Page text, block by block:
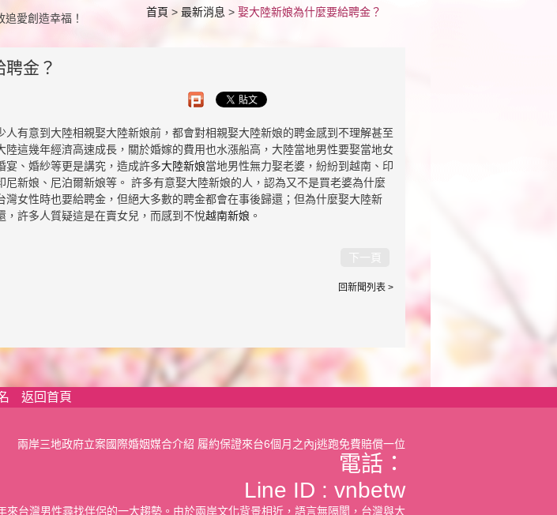
愛創造幸福！ 首頁 > 最新消息 > 娶大陸新娘為什麼要給聘金？
金？
人有意到大陸相親娶大陸新娘前，都會對相親娶大陸新娘的聘金感到不理解甚至
陸這幾年經濟高速成長，關於婚嫁的費用也水漲船高，大陸當地男性要娶當地女
宴、婚紗等更是講究，造成許多大陸新娘當地男性無力娶老婆，紛紛到越南、印
尼新娘、尼泊爾新娘等。 許多有意娶大陸新娘的人，認為又不是買老婆為什麼
灣女性時也要給聘金，但絕大多數的聘金都會在事後歸還；但為什麼娶大陸新
，許多人質疑這是在賣女兒，而感到不悅越南新娘 。
下一頁
回新聞列表 >
返回首頁
兩岸三地政府立案國際婚姻媒合介紹 履約保證來台6個月之內j逃跑免費賠償一位
電話：
Line ID : vnbetw
來台灣男性尋找伴侶的一大趨勢。由於兩岸文化背景相近，語言無隔閡，台灣與大